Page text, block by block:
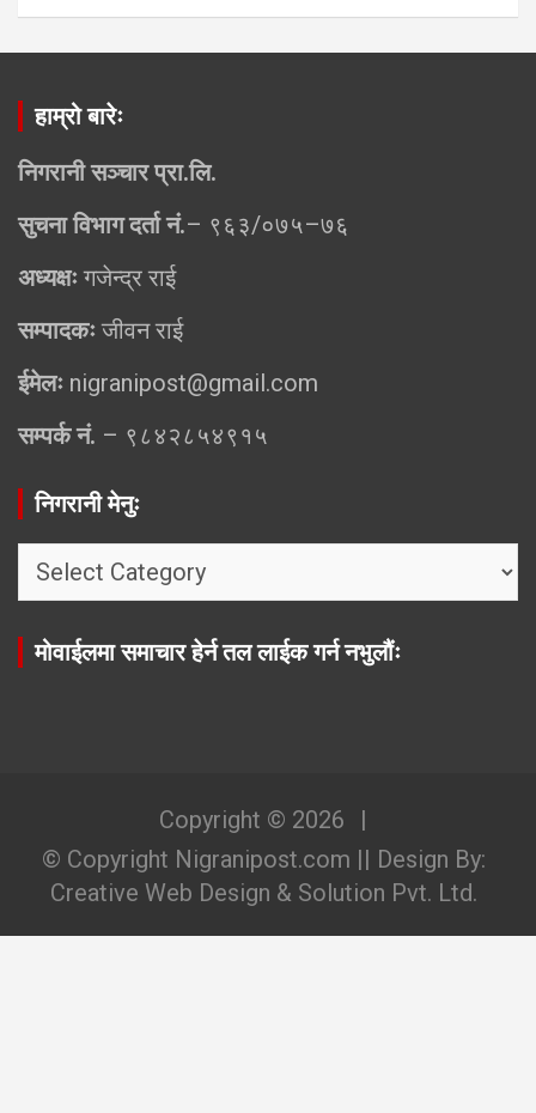
हाम्रो बारेः
निगरानी सञ्चार प्रा.लि.
सुचना विभाग दर्ता नं.– ९६३/०७५–७६
अध्यक्षःगजेन्द्र राई
सम्पादकःजीवन राई
ईमेलः nigranipost@gmail.com
सम्पर्क नं. – ९८४२८५४९१५
निगरानी मेनुः
निगरानी
मोवाईलमा समाचार हेर्न तल लाईक गर्न नभुलौंः
Copyright © 2026
© Copyright Nigranipost.com || Design By:
Creative Web Design & Solution Pvt. Ltd.